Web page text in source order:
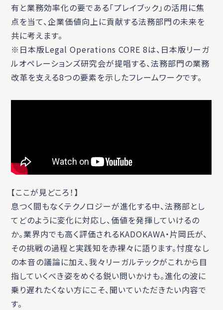
有と業務効率化の要である「プレイブック」の活用に焦
点を当て、企業価値向上に貢献する法務部門の未来を
共に考えます。
※日本版Legal Operations CORE 8は、日本版リーガ
ルオペレーションズ研究会が提唱する、法務部門の業務
改革を支える8つの要素を示したフレームワークです。
【ここが見どころ！】
息つく間もなくテクノロジーが進化する中、法務部とし
てどのように変化に対応し、価値を発揮していけるの
か。業界内でも高く評価されるKADOKAWA・片岡氏が、
その挑戦の過程と実践知を赤裸々に語ります。忖度なし
の本音の議論に加え、我々リーガルテックがこれから目
指していくべき姿をめぐる鋭い問いかけも。進化の波に
乗り遅れたくない方にこそ、聞いていただきたい内容で
す。